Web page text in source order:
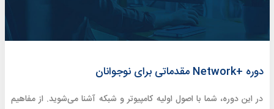
دوره +Network مقدماتی برای نوجوانان
در این دوره، شما با اصول اولیه کامپیوتر و شبکه آشنا می‌شوید. از مفاهیم